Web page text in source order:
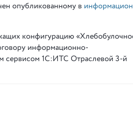
опубликованному в
конфигурацию
информационно-
сервисом 1С:ИТС Отраслевой 3-й